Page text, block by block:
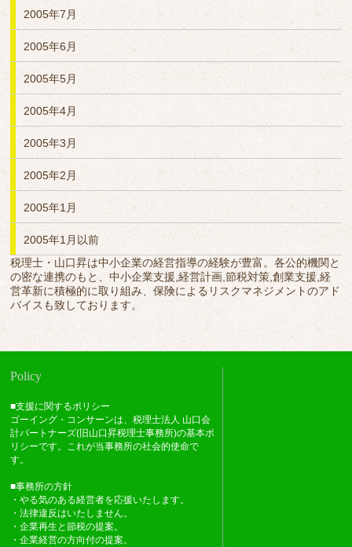
2005年7月
2005年6月
2005年5月
2005年4月
2005年3月
2005年2月
2005年1月
2005年1月以前
税理士・山口昇は中小企業の経営指導の経験が豊富。各公的機関と
の密な連携のもと、中小企業支援,経営計画,節税対策,創業支援,経
営革新に積極的に取り組み、保険によるリスクマネジメントのアド
バイスも致しております。
Policy
■支援に関するポリシー
ゴーイング・コンサーンは、税理士法人 山口会
計パートナーズ(旧山口昇税理士事務所)の基本ポ
リシーです。これが当事務所の社会的使命で
す。
■事務所の方針
・やる気のある経営者を応援いたします。
・法律違反はいたしません。
・企業再生と節税の提案。
・企業経営の方向付の提案。